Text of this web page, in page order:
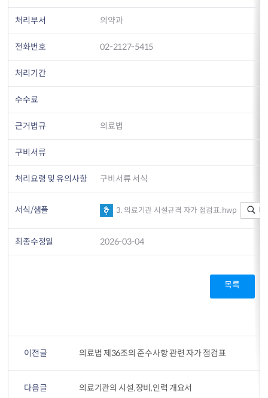
처리부서 의약과
전화번호 02-2127-5415
처리기간
수수료
근거법규 의료법
구비서류
처리요령 및 유의사항 구비서류 서식
서식/샘플 3. 의료기관 시설규격 자가 점검표.hwp
최종수정일 2026-03-04
목록
이전글 의료법 제36조의 준수사항 관련 자가 점검표
다음글 의료기관의 시설,장비,인력 개요서